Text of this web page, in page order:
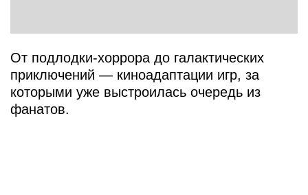
От подлодки-хоррора до галактических
приключений — киноадаптации игр, за
которыми уже выстроилась очередь из
фанатов.